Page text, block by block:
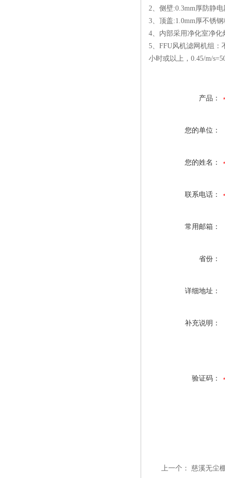
2、侧壁:0.3mm厚防静
3、顶盖:1.0mm厚不锈钢
4、内部采用净化室净
5、FFU风机滤网机组
小时或以上，0.45/m/
产品：
您的单位：
您的姓名：
联系电话：
常用邮箱：
省份：
详细地址：
补充说明：
验证码：
上一个： 慈溪无尘